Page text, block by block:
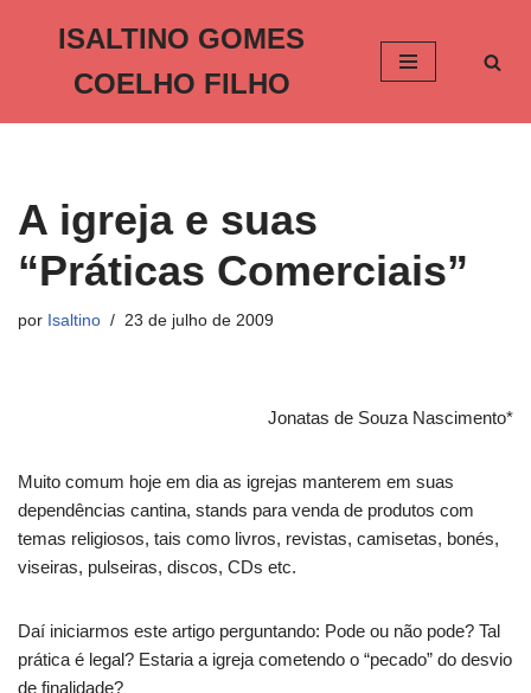
o
ISALTINO GOMES
COELHO FILHO
A igreja e suas
“Práticas Comerciais”
por Isaltino 23 de julho de 2009
Jonatas de Souza Nascimento*
Muito comum hoje em dia as igrejas manterem em suas
dependências cantina, stands para venda de produtos com
temas religiosos, tais como livros, revistas, camisetas, bonés,
viseiras, pulseiras, discos, CDs etc.
Daí iniciarmos este artigo perguntando: Pode ou não pode? Tal
prática é legal? Estaria a igreja cometendo o “pecado” do desvio
de finalidade?